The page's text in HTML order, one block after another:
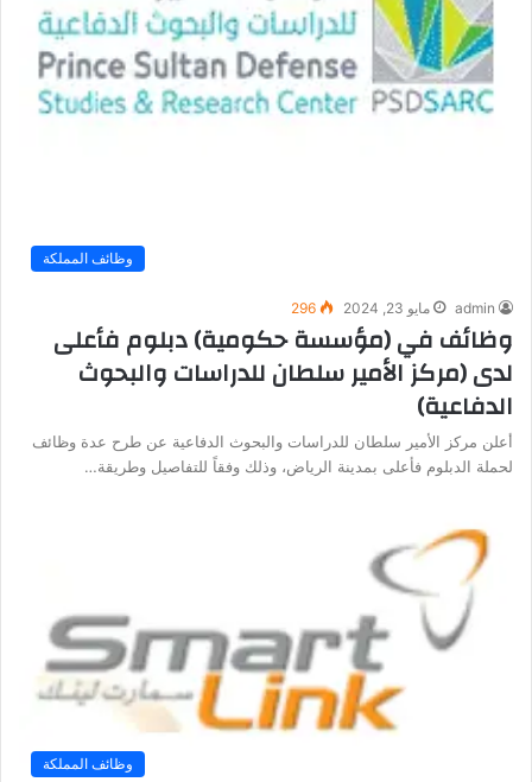
وظائف المملكة
admin مايو 23, 2024 296
وظائف في (مؤسسة حكومية) دبلوم فأعلى
لدى (مركز الأمير سلطان للدراسات والبحوث
الدفاعية)
أعلن مركز الأمير سلطان للدراسات والبحوث الدفاعية عن طرح عدة وظائف
لحملة الدبلوم فأعلى بمدينة الرياض، وذلك وفقاً للتفاصيل وطريقة…
وظائف المملكة